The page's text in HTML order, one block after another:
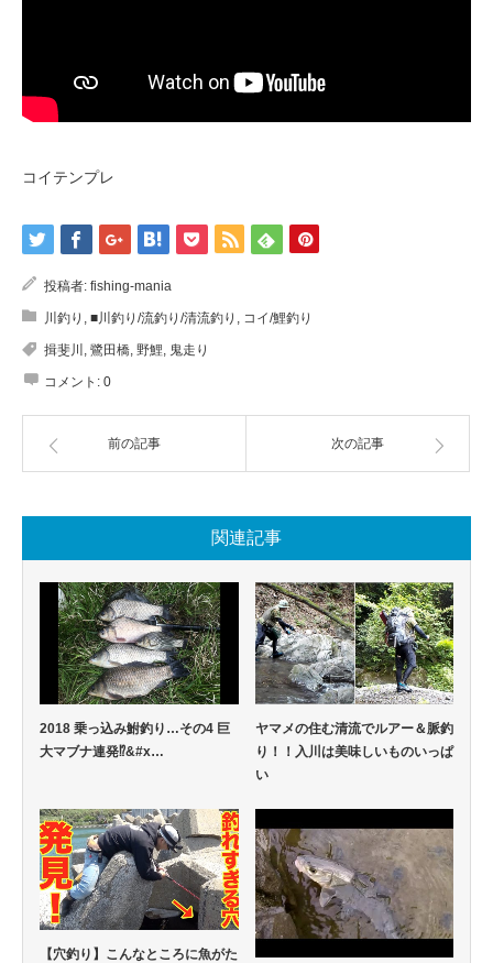
コイテンプレ
投稿者: fishing-mania
川釣り , ■川釣り/流釣り/清流釣り , コイ/鯉釣り
揖斐川 , 鷺田橋, 野鯉, 鬼走り
コメント: 0
前の記事 次の記事
関連記事
2018 乗っ込み鮒釣り…その4 巨
大マブナ連発⁉&#x…
ヤマメの住む清流でルアー＆脈釣
り！！入川は美味しいものいっぱ
い
【穴釣り】こんなところに魚がた